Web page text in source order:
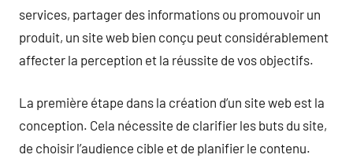
services, partager des informations ou promouvoir un
produit, un site web bien conçu peut considérablement
affecter la perception et la réussite de vos objectifs.
La première étape dans la création d’un site web est la
conception. Cela nécessite de clarifier les buts du site,
de choisir l’audience cible et de planifier le contenu.